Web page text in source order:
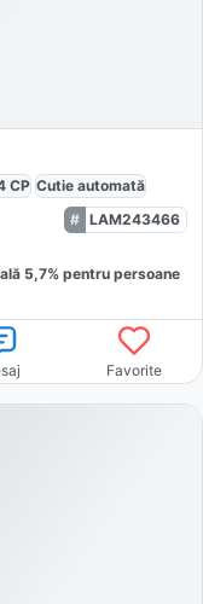
CP Cutie automată
LAM243466
5,7% pentru persoane
Favorite